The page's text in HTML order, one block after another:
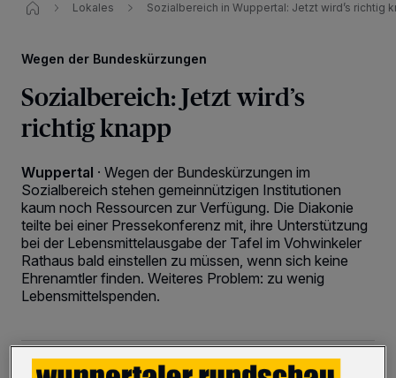
Lokales Sozialbereich in Wuppertal: Jetzt wird’s richtig
Wegen der Bundeskürzungen
Sozialbereich: Jetzt wird’s
richtig knapp
Wuppertal · Wegen der Bundeskürzungen im
Sozialbereich stehen gemeinnützigen Institutionen
kaum noch Ressourcen zur Verfügung. Die Diakonie
teilte bei einer Pressekonferenz mit, ihre Unterstützung
bei der Lebensmittelausgabe der Tafel im Vohwinkeler
Rathaus bald einstellen zu müssen, wenn sich keine
Ehrenamtler finden. Weiteres Problem: zu wenig
Lebensmittelspenden.
01.03.2025 , 19:00 Uhr 2 Minuten Lesezeit